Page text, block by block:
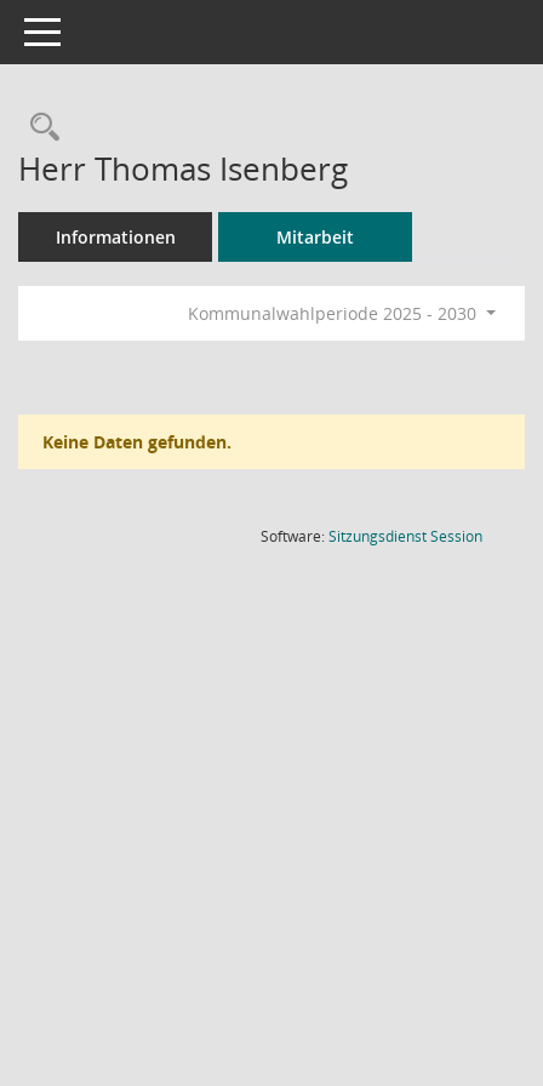
Toggle navigation
Rechercheauswahl
Herr Thomas Isenberg
Informationen Mitarbeit
Kommunalwahlperiode 2025 - 2030
Keine Daten gefunden.
Software:SitzungsdienstSession(Wird in